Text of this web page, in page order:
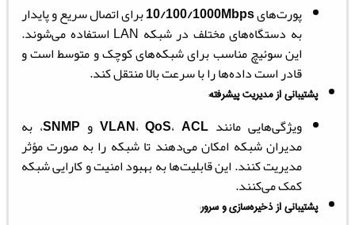
پورت‌های10/100/1000Mbpsبرای اتصال سریع و پایدار
به دستگاه‌های مختلف در شبکه LAN استفاده می‌شوند.
این سوئیچ مناسب برای شبکه‌های کوچک و متوسط است و
قادر است داده‌ها را با سرعت بالا منتقل کند.
پشتیبانی از مدیریت پیشرفته:
ویژگی‌هایی مانند VLAN،QoS،ACL و SNMP، به
مدیران شبکه امکان می‌دهند تا شبکه را به صورت مؤثر
مدیریت کنند. این قابلیت‌ها به بهبود امنیت و کارایی شبکه
کمک می‌کنند.
پشتیبانی از ذخیره‌سازی و سرور: